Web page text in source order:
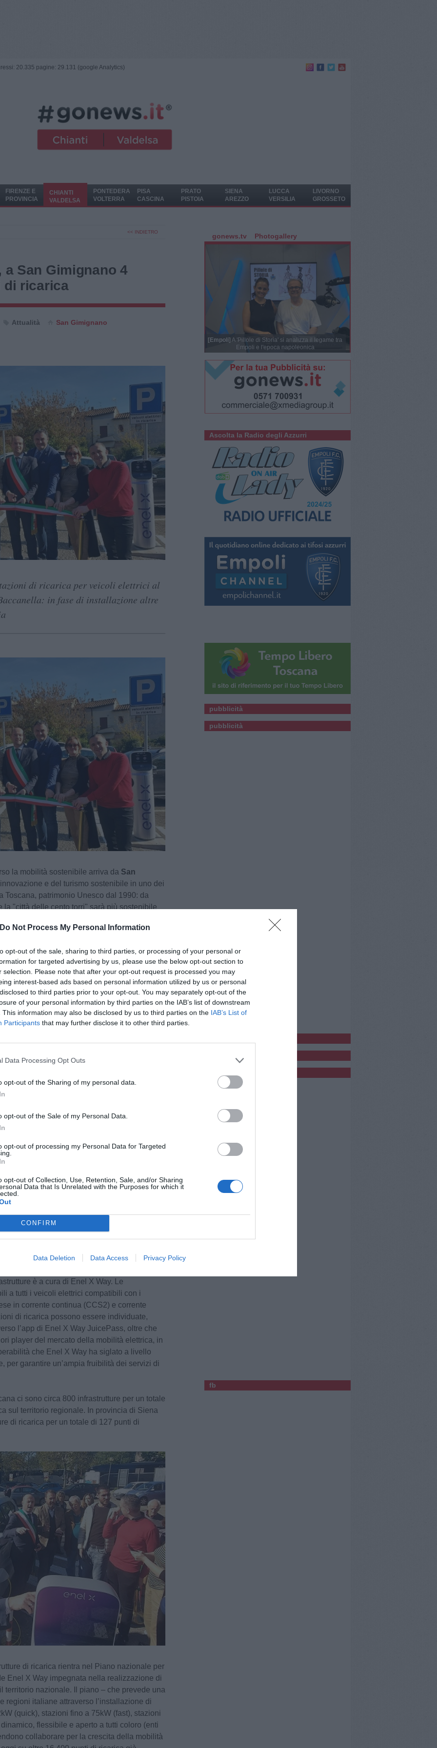
Do Not Process My Personal Information
opt-out of the sale, sharing to third parties, or processing of your personal or
for targeted advertising by us, please use the below opt-out section to
selection. Please note that after your opt-out request is processed you may
interest-based ads based on personal information utilized by us or personal
to third parties prior to your opt-out. You may separately opt-out of the
of your personal information by third parties on the IAB’s list of downstream
This information may also be disclosed by us to third parties on the IAB’s List of
Participants that may further disclose it to other third parties.
Data Processing Opt Outs
opt-out of the Sharing of my personal data.
opt-out of the Sale of my Personal Data.
opt-out of processing my Personal Data for Targeted
opt-out of Collection, Use, Retention, Sale, and/or Sharing
Data that Is Unrelated with the Purposes for which it
CONFIRM
Data Deletion Data Access Privacy Policy
20.335 pagine: 29.131 (google Analytics)
FIRENZE E
PROVINCIA
CHIANTI
VALDELSA
PONTEDERA
VOLTERRA
PISA
CASCINA
PRATO
PISTOIA
SIENA
AREZZO
LUCCA
VERSILIA
LIVORNO
GROSSETO
<< INDIETRO
a San Gimignano 4
di ricarica
Attualità San Gimignano
di ricarica per veicoli elettrici al
in fase di installazione altre
la mobilità sostenibile arriva da San
e del turismo sostenibile in uno dei
Toscana, patrimonio Unesco dal 1990: da
la "città delle cento torri" sarà più sostenibile
grazie alle nuove stazioni di ricarica
il parcheggio in loc. Baccanella.
all’accordo tra
alla mobilità elettrica, e
di San Gimignano che nel 2018 hanno
poi aggiornato e implementato nel 2021,
di ricarica per veicoli elettrici.
il Sindaco di San Gimignano Andrea
all’innovazione e ai servizi a rete Gianni
della Giunta comunale, i referenti Enel per
di Affari Istituzionali e Sostenibilità e di
e Riccardo Clementi.
una stazione di ricarica ultra rapida
di ricaricare l’auto in modo comodo e
una commissione o di una pausa caffè: si
possibilità di ricaricare un veicolo elettrico in
kW. In base anche alla capacità della batteria
l’HPC consente di effettuare una
minuti, ma già in un quarto d’ora è
oltre il 50% di disponibilità della batteria.
HPC, sempre in loc. Baccanella è stata
di ultima generazione da 44 KW (con due
che permette a due veicoli elettrici di
ricarica in modo semplice e agevole. Della
di installazione anche altre 2 infrastrutture in
sul territorio comunale di San Gimignano
di ricarica di Enel X Way.
è a cura di Enel X Way. Le
a tutti i veicoli elettrici compatibili con i
in corrente continua (CCS2) e corrente
di ricarica possono essere individuate,
l’app di Enel X Way JuicePass, oltre che
player del mercato della mobilità elettrica, in
che Enel X Way ha siglato a livello
per garantire un’ampia fruibilità dei servizi di
ci sono circa 800 infrastrutture per un totale
sul territorio regionale. In provincia di Siena
di ricarica per un totale di 127 punti di
di ricarica rientra nel Piano nazionale per
Enel X Way impegnata nella realizzazione di
territorio nazionale. Il piano – che prevede una
regioni italiane attraverso l’installazione di
(quick), stazioni fino a 75kW (fast), stazioni
flessibile e aperto a tutti coloro (enti
collaborare per la crescita della mobilità
gonews.tv Photogallery
[Empoli] A 'Pillole di Storia' si analizza il legame tra
Empoli e l'epoca napoleonica
Ascolta la Radio degli Azzurri
pubblicità
pubblicità
fb